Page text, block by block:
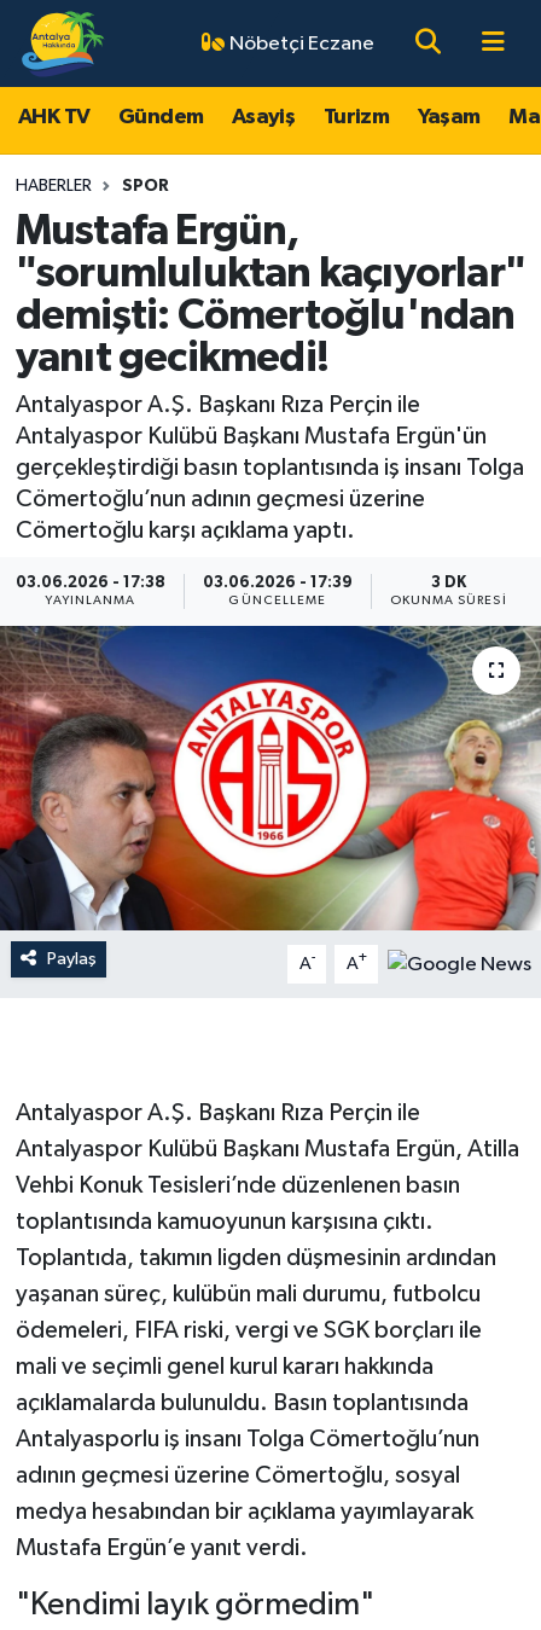
Nöbetçi Eczane
AHK TV Gündem Asayiş Turizm Yaşam
HABERLER SPOR
Mustafa Ergün,
"sorumluluktan kaçıyorlar"
demişti: Cömertoğlu'ndan
yanıt gecikmedi!
Antalyaspor A.Ş. Başkanı Rıza Perçin ile
Antalyaspor Kulübü Başkanı Mustafa Ergün'ün
gerçekleştirdiği basın toplantısında iş insanı Tolga
Cömertoğlu’nun adının geçmesi üzerine
Cömertoğlu karşı açıklama yaptı.
03.06.2026 - 17:38
YAYINLANMA
03.06.2026 - 17:39
GÜNCELLEME
3 DK
OKUNMA SÜRESI
Paylaş A- A+
Antalyaspor A.Ş. Başkanı Rıza Perçin ile
Antalyaspor Kulübü Başkanı Mustafa Ergün, Atilla
Vehbi Konuk Tesisleri’nde düzenlenen basın
toplantısında kamuoyunun karşısına çıktı.
Toplantıda, takımın ligden düşmesinin ardından
yaşanan süreç, kulübün mali durumu, futbolcu
ödemeleri, FIFA riski, vergi ve SGK borçları ile
mali ve seçimli genel kurul kararı hakkında
açıklamalarda bulunuldu. Basın toplantısında
Antalyasporlu iş insanı Tolga Cömertoğlu’nun
adının geçmesi üzerine Cömertoğlu, sosyal
medya hesabından bir açıklama yayımlayarak
Mustafa Ergün’e yanıt verdi.
"Kendimi layık görmedim"
AHK TV
Gündem
Asayiş
Turizm
Yaşam
Magazin
Ekonomi
Spor
Dünya
Resmi Reklamlar
Antalya Nöbetçi Eczaneler
Antalya Hava Durumu
Antalya Namaz Vakitleri
Antalya Trafik Yoğunluk Haritası
Süper Lig Puan Durumu ve Fikstür
Tüm Manşetler
Son Dakika Haberleri
Haber Arşivi